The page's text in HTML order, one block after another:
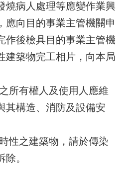
燒病人處理等應變作業興
應向目的事業主管機關申
作後檢具目的事業主管機
建築物完工相片，向本局
所有權人及使用人應維
其構造、消防及設備安
性之建築物，請於傳染
。